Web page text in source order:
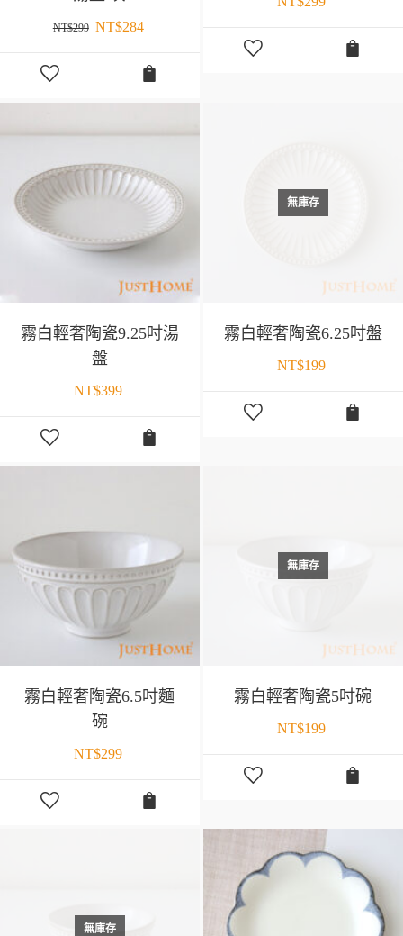
NT$299 NT$284
霧白輕奢陶瓷9.25吋湯
盤
NT$399
無庫存
霧白輕奢陶瓷6.25吋盤
NT$199
霧白輕奢陶瓷6.5吋麵
碗
NT$299
無庫存
霧白輕奢陶瓷5吋碗
NT$199
無庫存